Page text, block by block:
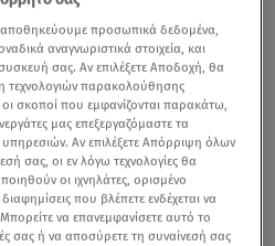
οπλικά συστήματα,
διαβεβαιώσεις ότι
αποθηκεύουμε προσωπικά δεδομένα,
αναγνωριστικά στοιχεία, και
σας. Αν επιλέξετε Αποδοχή, θα
τεχνολογιών παρακολούθησης
σκοποί που εμφανίζονται παρακάτω,
μας επεξεργαζόμαστε τα
Αν επιλέξετε Απόρριψη όλων
σας, οι εν λόγω τεχνολογίες θα
οι ιχνηλάτες, ορισμένο
που βλέπετε ενδέχεται να
να επανεμφανίσετε αυτό το
σας ή να αποσύρετε τη συναίνεσή σας